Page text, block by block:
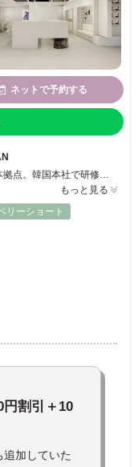
ネットで予約する
◎韓国で204店舗を展開するJUNO HAIRの日本拠点。韓国本社で研修を受けたスタイリストが、一人ひとりの骨格や髪質に合わせた本場の韓国ヘアをご提案します♪韓国レイヤーカット・無重力パーマ・メンズダウンパーマなど、トレンドと再現性を兼ね備えたスタイルを渋谷で体験いただけます☆
もっと見る
リーショート
円割引＋10
追加していた